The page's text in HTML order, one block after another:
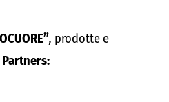
, prodotte e